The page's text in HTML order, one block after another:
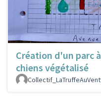
Création d'un parc à
chiens végétalisé
Collectif_LaTruffeAuVent